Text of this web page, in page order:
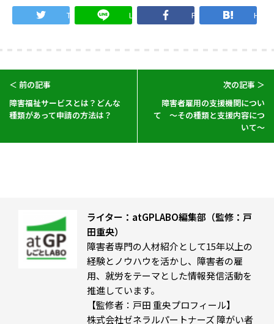
Twitter LINE Facebook
＜ 前の記事
障害福祉サービスとは？どんな
種類があって申請の方法は？
次の記事 ＞
障害者雇用の支援機関につい
て ～その種類と支援内容につ
いて～
ライター：atGPLABO編集部（監修：戸
田重央）
障害者専門の人材紹介として15年以上の
経験とノウハウを活かし、障害者の雇
用、就労をテーマとした情報発信活動を
推進しています。
【監修者：戸田 重央プロフィール】
株式会社ゼネラルパートナーズ 障がい者